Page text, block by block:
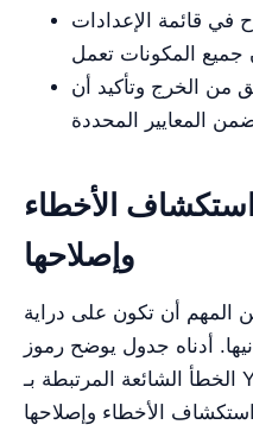
في قائمة الإعدادات
من الخرج وتأكيد أن
الأخطاء
وإصلاحها
المهم أن تكون على دراية
أدناه جدول يوضح رموز
الخطأ الشائعة المرتبطة بـ YR02147 مع خطوات